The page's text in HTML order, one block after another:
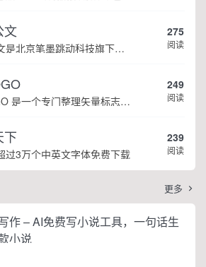
文
笔墨公文是北京笔墨跳动科技旗下垂直公文赛道 AIGC 创作平台，深耕体制公文专业场景，依托海量标准公文语料训练专属大模型。平台整合 AI 公文生成、全维度智能校对、范文库、实时更新素材库、标准化公文模板五大核心板块，兼顾公文快速撰写、文稿合...
275
阅读
HDLOGO 是一个专门整理矢量标志和图标的网站，提供各类品牌和公司的矢量标志下载服务，主要面向设计师、营销人员和企业用户，帮他们获取高质量的品牌标识资源。
249
阅读
下
过3万个中英文字体免费下载
239
阅读
更多 
作 – AI免费写小说工具，一句话生
小说